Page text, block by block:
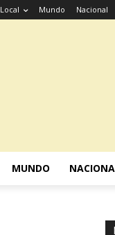
Local Mundo Nacional
MUNDO